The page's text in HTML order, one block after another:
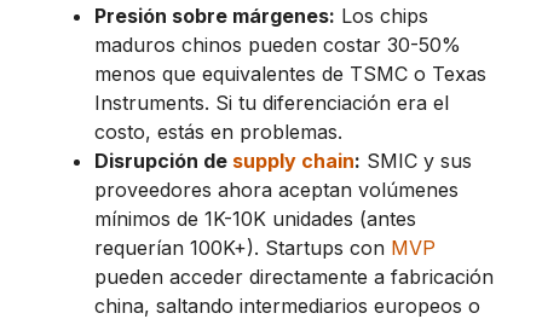
Presión sobre márgenes: Los chips
maduros chinos pueden costar 30-50%
menos que equivalentes de TSMC o Texas
Instruments. Si tu diferenciación era el
costo, estás en problemas.
Disrupción de supply chain: SMIC y sus
proveedores ahora aceptan volúmenes
mínimos de 1K-10K unidades (antes
requerían 100K+). Startups con MVP
pueden acceder directamente a fabricación
china, saltando intermediarios europeos o